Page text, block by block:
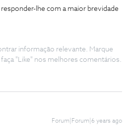
lhe com a maior brevidade
informação relevante. Marque
"Like" nos melhores comentários.
Forum|Forum|6 years ago